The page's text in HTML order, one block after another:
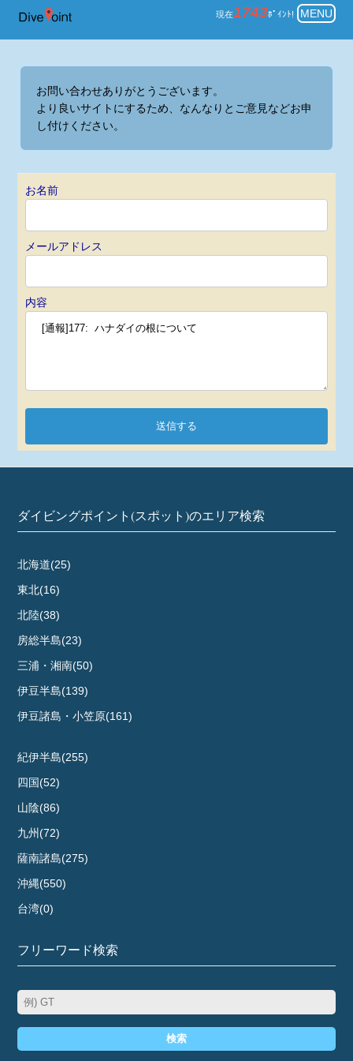
お問い合わせ ダイビングのポイ
現在1743ﾎﾟｲﾝﾄ! MENU
お問い合わせありがとうございます。
より良いサイトにするため、なんなりとご意見などお申
し付けください。
お名前
メールアドレス
内容
送信する
ダイビングポイント(スポット)のエリア検索
北海道(25)
東北(16)
北陸(38)
房総半島(23)
三浦・湘南(50)
伊豆半島(139)
伊豆諸島・小笠原(161)
紀伊半島(255)
四国(52)
山陰(86)
九州(72)
薩南諸島(275)
沖縄(550)
台湾(0)
フリーワード検索
検索